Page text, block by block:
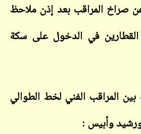
صراخ المراقب بعد إذن ملاحظ
في الدخول على سكة
بين المراقب الفني لخط الطوالي
وأبيس :